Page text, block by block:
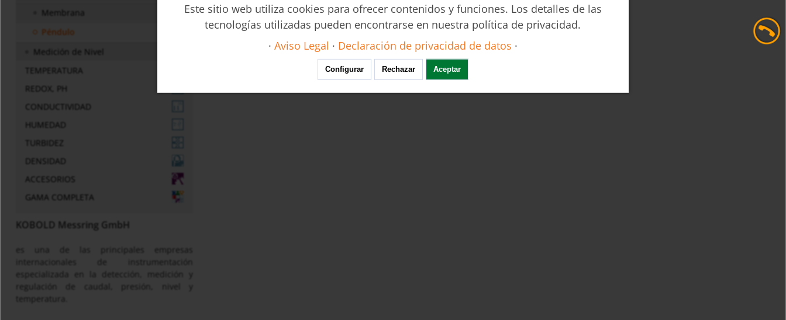
Membrana
Péndulo
Medición de Nivel
TEMPERATURA
REDOX, PH
CONDUCTIVIDAD
HUMEDAD
TURBIDEZ
DENSIDAD
ACCESORIOS
GAMA COMPLETA
KOBOLD Messring GmbH
especializada en la detección, medición y
regulación de caudal, presión, nivel y
Este sitio web utiliza cookies para ofrecer contenidos y funciones. Los detalles de las
tecnologías utilizadas pueden encontrarse en nuestra política de privacidad.
· Aviso Legal · Declaración de privacidad de datos ·
Configurar Rechazar Aceptar